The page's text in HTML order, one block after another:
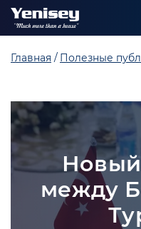
Главная Полезные
Новый
между